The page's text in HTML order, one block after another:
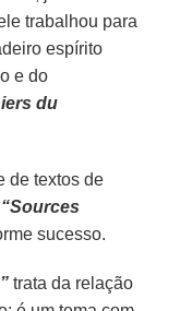
trabalhou para
espírito
e do
du
de textos de
“Sources
sucesso.
trata da relação